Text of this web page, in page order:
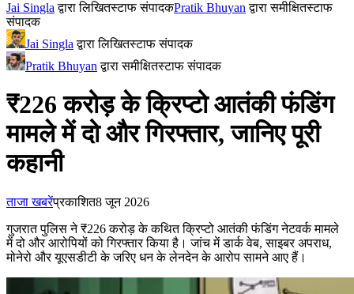
Jai Singla द्वारा लिखितस्टाफ संपादकPratik Bhuyan द्वारा समीक्षितस्टाफ
संपादक
Jai Singla द्वारा लिखितस्टाफ संपादक
Pratik Bhuyan द्वारा समीक्षितस्टाफ संपादक
₹226 करोड़ के क्रिप्टो आतंकी फंडिंग
मामले में दो और गिरफ्तार, जानिए पूरी
कहानी
ताजा खबरेंप्रकाशित8 जून 2026
गुजरात पुलिस ने ₹226 करोड़ के कथित क्रिप्टो आतंकी फंडिंग नेटवर्क मामले
में दो और आरोपियों को गिरफ्तार किया है। जांच में डार्क वेब, साइबर अपराध,
मोनेरो और यूएसडीटी के जरिए धन के लेनदेन के आरोप सामने आए हैं।